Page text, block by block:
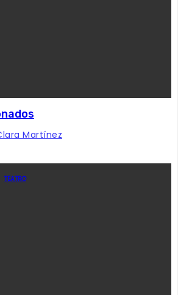
Martínez
TEATRO